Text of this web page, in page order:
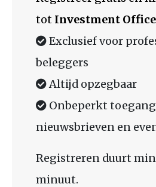
tot Investment
Exclusief voor
beleggers
Altijd opzegbaar
Onbeperkt
nieuwsbrieven en
Registreren duurt
minuut.